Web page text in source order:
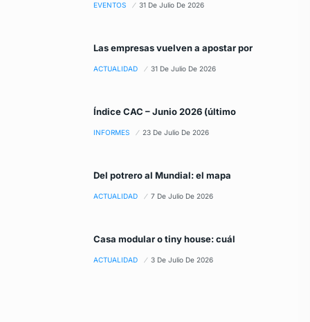
EVENTOS 31 De Julio De 2026
Las empresas vuelven a apostar por
ACTUALIDAD 31 De Julio De 2026
Índice CAC – Junio 2026 (último
INFORMES 23 De Julio De 2026
Del potrero al Mundial: el mapa
ACTUALIDAD 7 De Julio De 2026
Casa modular o tiny house: cuál
ACTUALIDAD 3 De Julio De 2026